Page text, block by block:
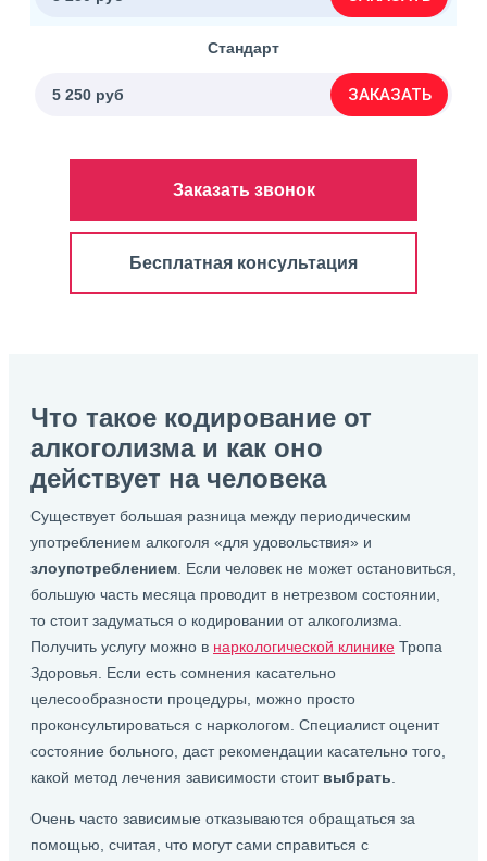
Стандарт
5 250 руб ЗАКАЗАТЬ
Заказать звонок
Бесплатная консультация
Что такое кодирование от
алкоголизма и как оно
действует на человека
Существует большая разница между периодическим
употреблением алкоголя «для удовольствия» и
злоупотреблением . Если человек не может остановиться,
большую часть месяца проводит в нетрезвом состоянии,
то стоит задуматься о кодировании от алкоголизма.
Получить услугу можно в наркологической клинике Тропа
Здоровья. Если есть сомнения касательно
целесообразности процедуры, можно просто
проконсультироваться с наркологом. Специалист оценит
состояние больного, даст рекомендации касательно того,
какой метод лечения зависимости стоит выбрать
Очень часто зависимые отказываются обращаться за
помощью, считая, что могут сами справиться с